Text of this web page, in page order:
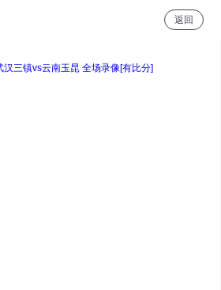
返回
三镇vs云南玉昆 全场录像[有比分]